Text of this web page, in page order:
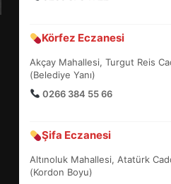
Körfez Eczanesi
Akçay Mahallesi, Turgut Reis
(Belediye Yanı)
0266 384 55 66
Şifa Eczanesi
Altınoluk Mahallesi, Atatürk
(Kordon Boyu)
6
7
BURHANİYE
YÖNETİM